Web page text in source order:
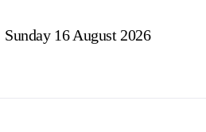
Sunday 16 August 2026